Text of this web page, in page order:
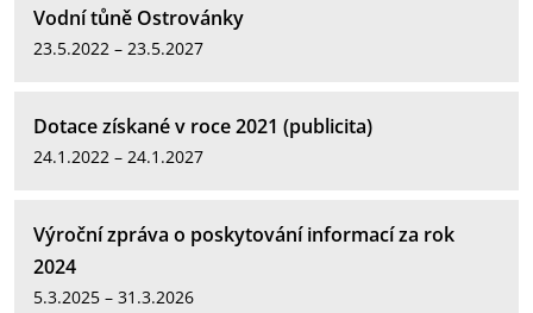
Vodní tůně Ostrovánky
23.5.2022 – 23.5.2027
Dotace získané v roce 2021 (publicita)
24.1.2022 – 24.1.2027
Výroční zpráva o poskytování informací za rok
2024
5.3.2025 – 31.3.2026